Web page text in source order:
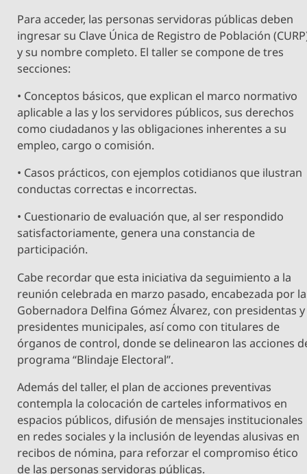
Para acceder, las personas servidoras públicas deben
ingresar su Clave Única de Registro de Población
y su nombre completo. El taller se compone de tres
secciones:
• Conceptos básicos, que explican el marco normativo
aplicable a las y los servidores públicos, sus derechos
como ciudadanos y las obligaciones inherentes a su
empleo, cargo o comisión.
• Casos prácticos, con ejemplos cotidianos que ilustran
conductas correctas e incorrectas.
• Cuestionario de evaluación que, al ser respondido
satisfactoriamente, genera una constancia de
participación.
Cabe recordar que esta iniciativa da seguimiento a la
reunión celebrada en marzo pasado, encabezada por la
Gobernadora Delfina Gómez Álvarez, con presidentas y
presidentes municipales, así como con titulares de
órganos de control, donde se delinearon las acciones
programa “Blindaje Electoral”.
Además del taller, el plan de acciones preventivas
contempla la colocación de carteles informativos en
espacios públicos, difusión de mensajes institucionales
en redes sociales y la inclusión de leyendas alusivas en
recibos de nómina, para reforzar el compromiso ético
de las personas servidoras públicas.